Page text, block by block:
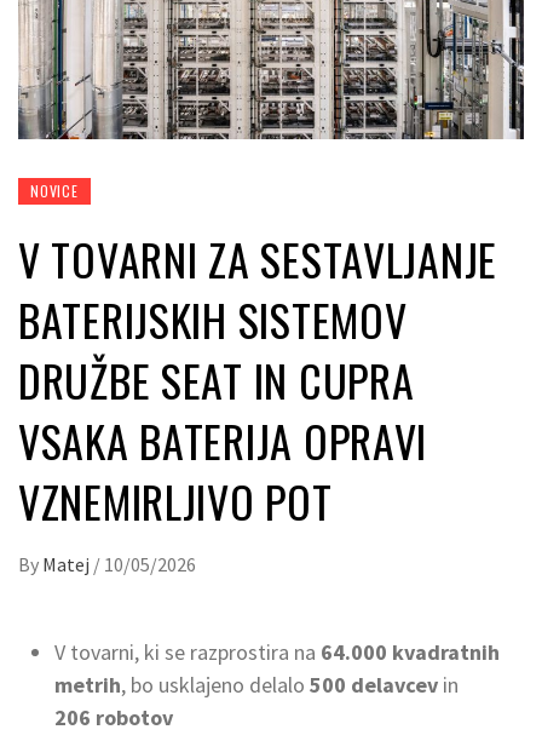
NOVICE
V TOVARNI ZA SESTAVLJANJE
BATERIJSKIH SISTEMOV
DRUŽBE SEAT IN CUPRA
VSAKA BATERIJA OPRAVI
VZNEMIRLJIVO POT
By Matej / 10/05/2026
V tovarni, ki se razprostira na 64.000 kvadratnih
metrih, bo usklajeno delalo 500 delavcev in
206 robotov